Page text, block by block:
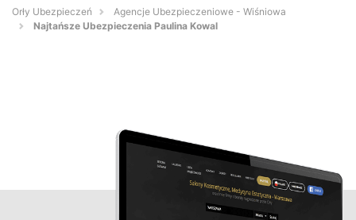
Orły Ubezpieczeń
Agencje Ubezpieczeniowe - Wiśniowa
Najtańsze Ubezpieczenia Paulina Kowal